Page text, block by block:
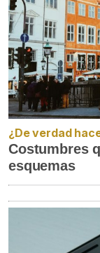
¿De verdad
Costumbres
esquemas